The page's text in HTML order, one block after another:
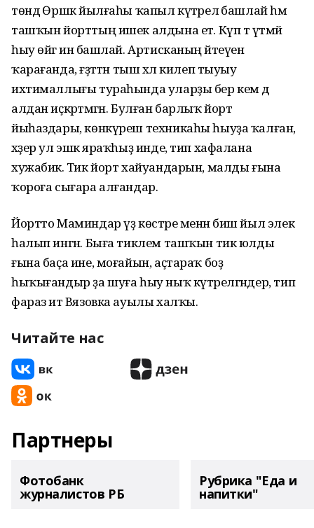
төндә Өршәк йылғаһы ҡапыл күтәрелә башлай һәм
ташҡын йорттың ишек алдына етә. Күп тә үтмәй
һыу өйгә инә башлай. Артисканың әйтеүенә
ҡарағанда, ғәҙәттән тыш хәл килеп тыуыу
ихтималлығы тураһында уларҙы бер кем дә
алдан иҫкәртмәгән. Булған барлыҡ йорт
йыһаздары, көнкүреш техникаһы һыуҙа ҡалған,
хәҙер ул эшкә яраҡһыҙ инде, тип хафалана
хужабикә. Тик йорт хайуандарын, малды ғына
ҡороға сығара алғандар.
Йортто Маминдар үҙ көстәре менән биш йыл элек
һалып ингән. Быға тиклем ташҡын тик юлды
ғына баҫа ине, моғайын, аҫтараҡ боҙ
һыҡығандыр ҙа шуға һыу ныҡ күтәрелгәндер, тип
фараз итә Вязовка ауылы халҡы.
Читайте нас
Партнеры
Фотобанк
журналистов РБ
Рубрика "Еда и
напитки"